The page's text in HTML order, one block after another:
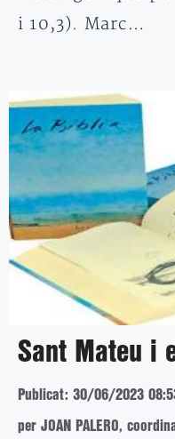
i 10,3). Marc…
Sant Mateu i
Publicat: 30/06/2023
per JOAN PALERO,